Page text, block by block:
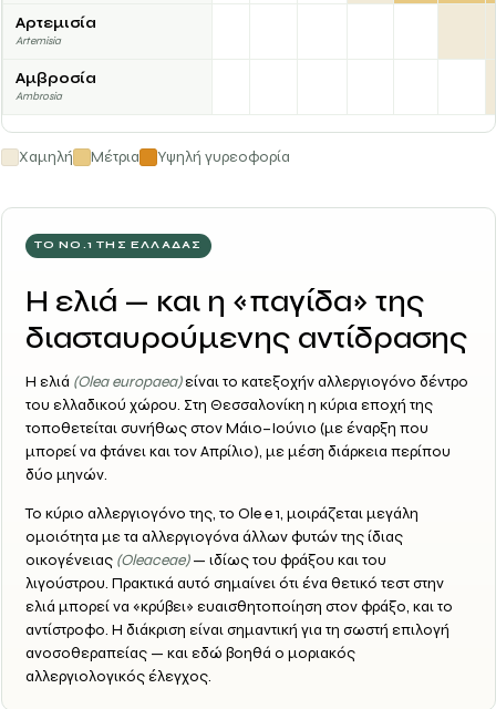
Αρτεμισία
Artemisia
Αμβροσία
Ambrosia
Χαμηλή Μέτρια Υψηλή γυρεοφορία
ΤΟ ΝΟ.1 ΤΗΣ ΕΛΛΆΔΑΣ
Η ελιά — και η «παγίδα» της
διασταυρούμενης αντίδρασης
Η ελιά (Olea europaea)είναι το κατεξοχήν αλλεργιογόνο δέντρο
του ελλαδικού χώρου. Στη Θεσσαλονίκη η κύρια εποχή της
τοποθετείται συνήθως στονΜάιο–Ιούνιο (με έναρξη που
μπορεί να φτάνει και τον Απρίλιο), με μέση διάρκεια περίπου
δύο μηνών.
Το κύριο αλλεργιογόνο της, το Ole e 1, μοιράζεται μεγάλη
ομοιότητα με τα αλλεργιογόνα άλλων φυτών της ίδιας
οικογένειας (Oleaceae)— ιδίως του φράξου και του
λιγούστρου. Πρακτικά αυτό σημαίνει ότι ένα θετικό τεστ στην
ελιά μπορεί να «κρύβει» ευαισθητοποίηση στον φράξο, και το
αντίστροφο. Η διάκριση είναι σημαντική για τη σωστή επιλογή
ανοσοθεραπείας — και εδώ βοηθά ο μοριακός
αλλεργιολογικός έλεγχος.